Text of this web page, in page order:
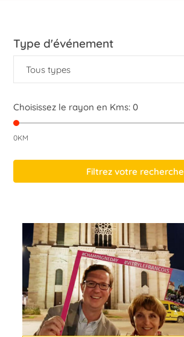
Type d'événement
Tous types
Choisissez le rayon en Kms: 0
0KM
Filtrez votre recherche